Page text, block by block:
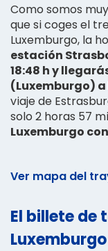
Como somos
que si coges el
Luxemburgo, la
estación
18:48 h y
(Luxemburgo) a
viaje de
solo 2 horas 57
Luxemburgo
Ver mapa del
El billete de